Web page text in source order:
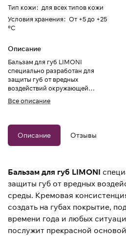
Тип кожи: для всех типов кожи
Условия хранения: От +5 до +25
°C
Описание
Бальзам для губ LIMONI
специально разработан для
защиты губ от вредных
воздействий окружающей
Все описание
Описание Отзывы
Бальзам для губ LIMONI
защиты губ от вредных
среды. Кремовая
создать на губах покрытие,
времени года и любых
послужит прекрасной